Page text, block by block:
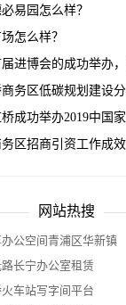
持政策
易园怎么样？
怎么样？
届进博会的成功举办
有5座商场总规模29.89
开业！
商务区低碳规划建设
布并实施
桥成功举办2019中国
区招商引资工作成
网站热搜
公空间青浦区华新镇
长宁办公室租赁
车站写字间平台